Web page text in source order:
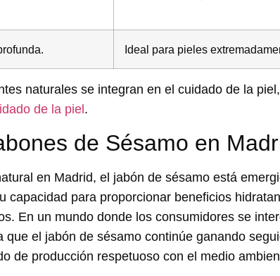
Ideal para pieles
naturales se integran en el cuidado de la
de la piel .
de Sésamo en
en Madrid, el jabón de sésamo está
capacidad para proporcionar beneficios
En un mundo donde los consumidores se
el jabón de sésamo continúe ganando
de producción respetuoso con el medio